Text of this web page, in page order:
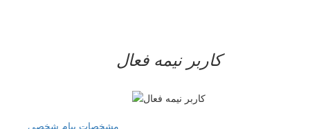
کاربر نيمه فعال
مشخصات پیام شخصی